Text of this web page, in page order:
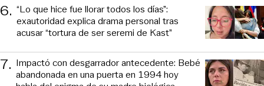
6. “Lo que hice fue llorar todos los días”:
exautoridad explica drama personal tras
acusar “tortura de ser seremi de Kast”
7. Impactó con desgarrador antecedente: Bebé
abandonada en una puerta en 1994 hoy